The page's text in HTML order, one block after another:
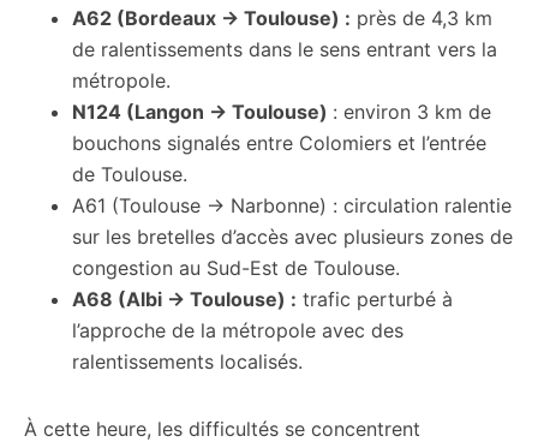
A62 (Bordeaux → Toulouse) : près de 4,3 km
de ralentissements dans le sens entrant vers la
métropole.
N124 (Langon → Toulouse) : environ 3 km de
bouchons signalés entre Colomiers et l’entrée
de Toulouse.
A61 (Toulouse → Narbonne) : circulation ralentie
sur les bretelles d’accès avec plusieurs zones de
congestion au Sud-Est de Toulouse.
A68 (Albi → Toulouse) : trafic perturbé à
l’approche de la métropole avec des
ralentissements localisés.
À cette heure, les difficultés se concentrent